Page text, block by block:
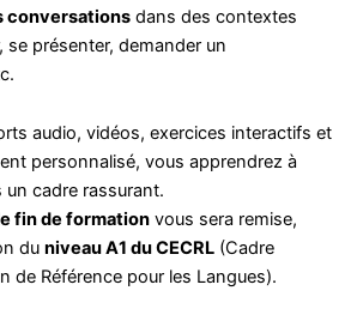
conversations dans des contextes
se présenter, demander un
audio, vidéos, exercices interactifs et
personnalisé, vous apprendrez à
cadre rassurant.
fin de formation vous sera remise,
duniveau A1 du CECRL (Cadre
de Référence pour les Langues).